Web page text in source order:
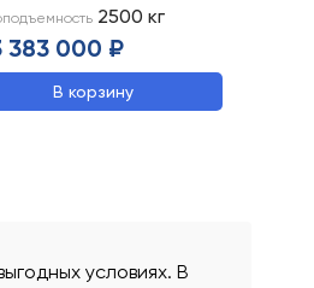
2500 кг
383 000 ₽
В корзину
условиях. В